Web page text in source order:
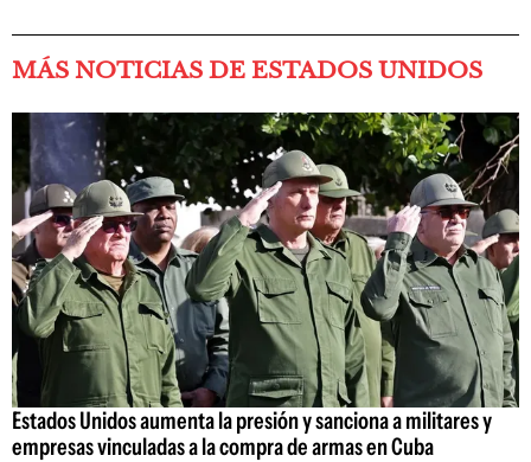
MÁS NOTICIAS DE ESTADOS UNIDOS
Estados Unidos aumenta la presión y sanciona a militares y
empresas vinculadas a la compra de armas en Cuba